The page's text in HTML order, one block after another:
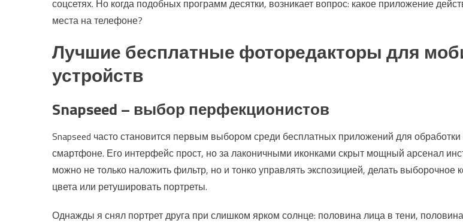
соцсетях. Но когда подобных программ десятки, возникает вопрос: какое приложение
места на телефоне?
Лучшие бесплатные фоторедакторы для
устройств
Snapseed – выбор перфекционистов
Snapseed часто становится первым выбором среди бесплатных приложений для
смартфоне. Его интерфейс прост, но за лаконичными иконками скрыт мощный арсенал
можно не только наложить фильтр, но и тонко управлять экспозицией, делать выборочное
цвета или ретушировать портреты.
Однажды я снял портрет друга при слишком ярком солнце: половина лица в тени,